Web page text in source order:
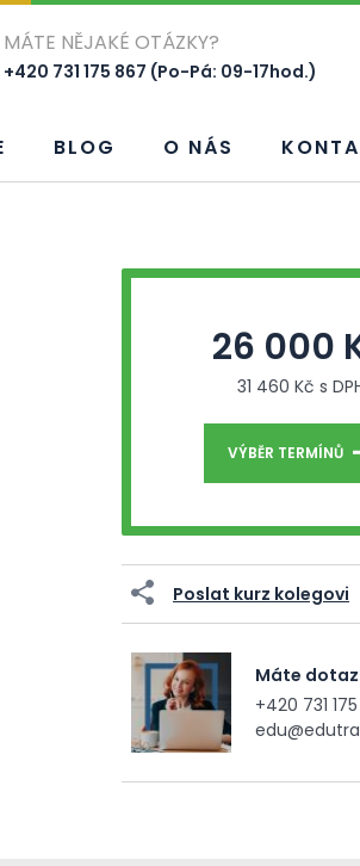
MÁTE NĚJAKÉ OTÁZKY?
+420 731 175 867 (Po-Pá: 09-17hod.)
BLOG O NÁS
26 000
31 460 Kč s
VÝBĚR TERMÍNŮ
Poslat kurz kolegovi
Máte
+420 731